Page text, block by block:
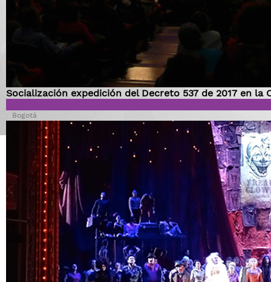
Socialización expedición del Decreto 537 de 2017 en la
Bogotá ​​